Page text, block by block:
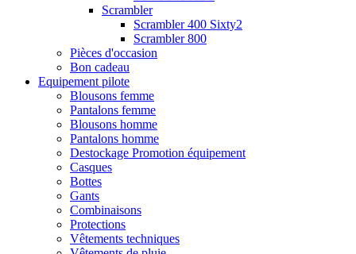
Scrambler
Scrambler 400 Sixty2
Scrambler 800
Pièces d'occasion
Bon cadeau
Equipement pilote
Blousons femme
Pantalons femme
Blousons homme
Pantalons homme
Destockage Promotion équipement
Casques
Bottes
Gants
Combinaisons
Protections
Vêtements techniques